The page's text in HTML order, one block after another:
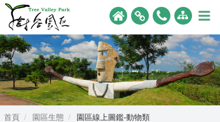
首頁 園區生態 園區線上圖鑑-動物類